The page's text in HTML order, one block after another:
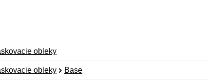
obleky
obleky Base